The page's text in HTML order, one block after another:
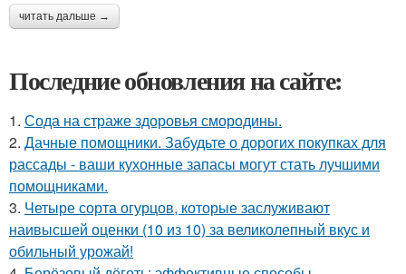
читать дальше →
Последние обновления на сайте:
1. Сода на страже здоровья смородины.
2. Дачные помощники. Забудьте о дорогих покупках для
рассады - ваши кухонные запасы могут стать лучшими
помощниками.
3. Четыре сорта огурцов, которые заслуживают
наивысшей оценки (10 из 10) за великолепный вкус и
обильный урожай!